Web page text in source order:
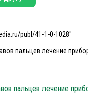
пальцев лечение